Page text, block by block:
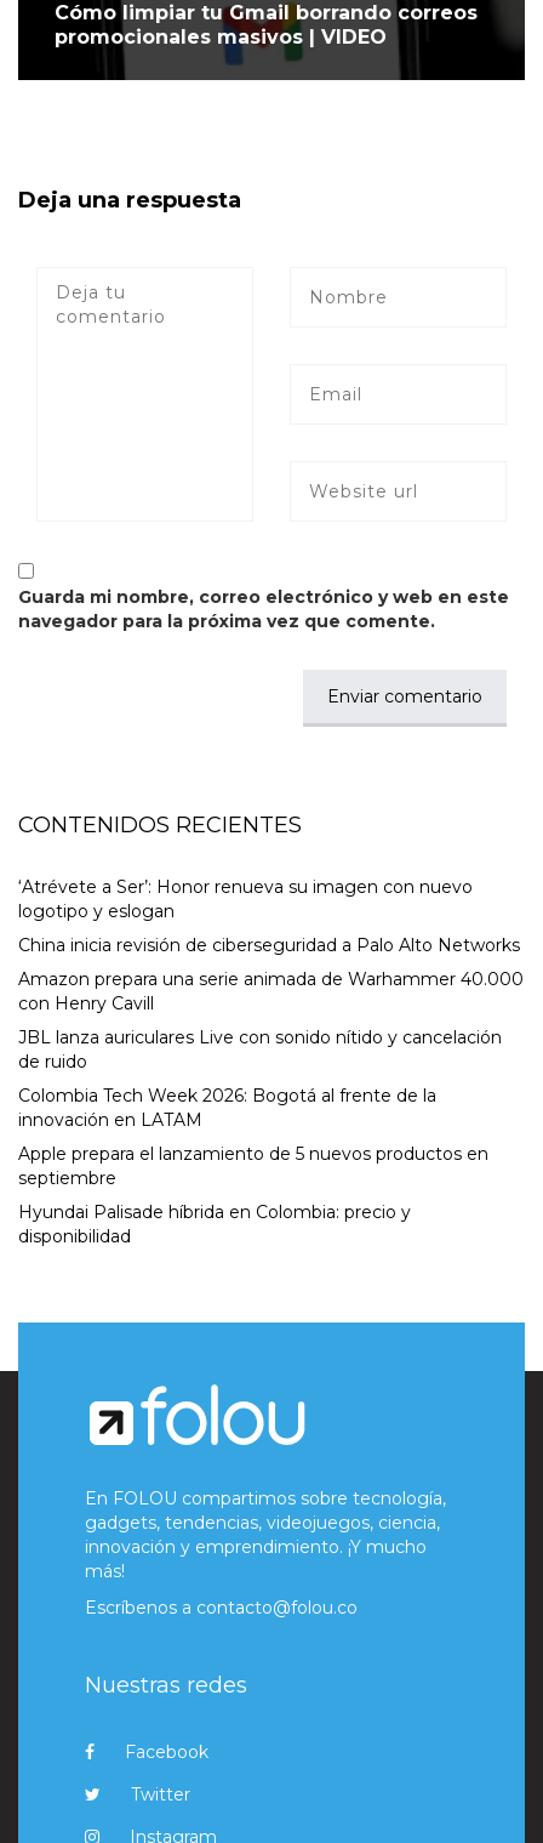
Cómo limpiar tu Gmail borrando correos
promocionales masivos | VIDEO
Deja una respuesta
Guarda mi nombre, correo electrónico y web en este
navegador para la próxima vez que comente.
CONTENIDOS RECIENTES
‘Atrévete a Ser’: Honor renueva su imagen con nuevo
logotipo y eslogan
China inicia revisión de ciberseguridad a Palo Alto Networks
Amazon prepara una serie animada de Warhammer 40.000
con Henry Cavill
JBL lanza auriculares Live con sonido nítido y cancelación
de ruido
Colombia Tech Week 2026: Bogotá al frente de la
innovación en LATAM
Apple prepara el lanzamiento de 5 nuevos productos en
septiembre
Hyundai Palisade híbrida en Colombia: precio y
disponibilidad
En FOLOU compartimos sobre tecnología,
gadgets, tendencias, videojuegos, ciencia,
innovación y emprendimiento. ¡Y mucho
más!
Escríbenos a contacto@folou.co
Nuestras redes
Facebook
Twitter
Instagram